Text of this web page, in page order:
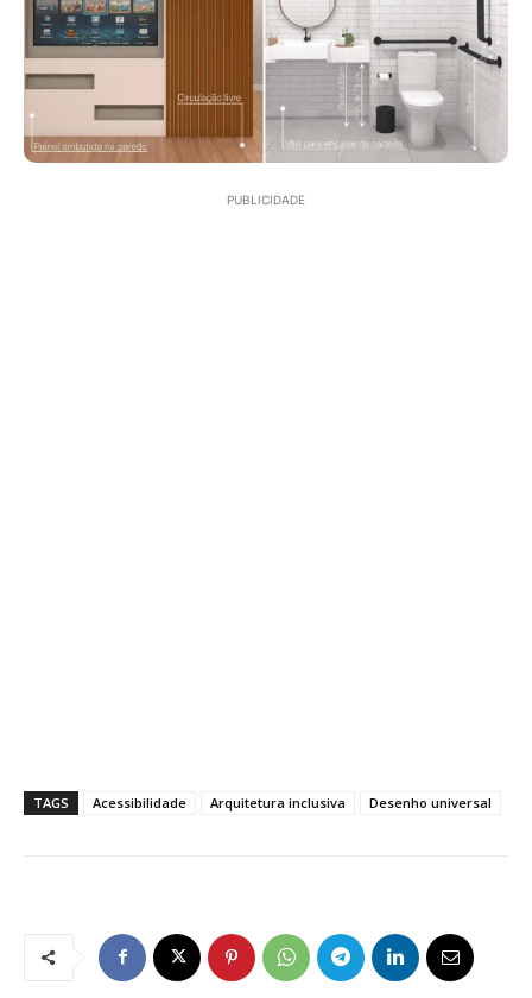
PUBLICIDADE
TAGS Acessibilidade Arquitetura inclusiva Desenho universal